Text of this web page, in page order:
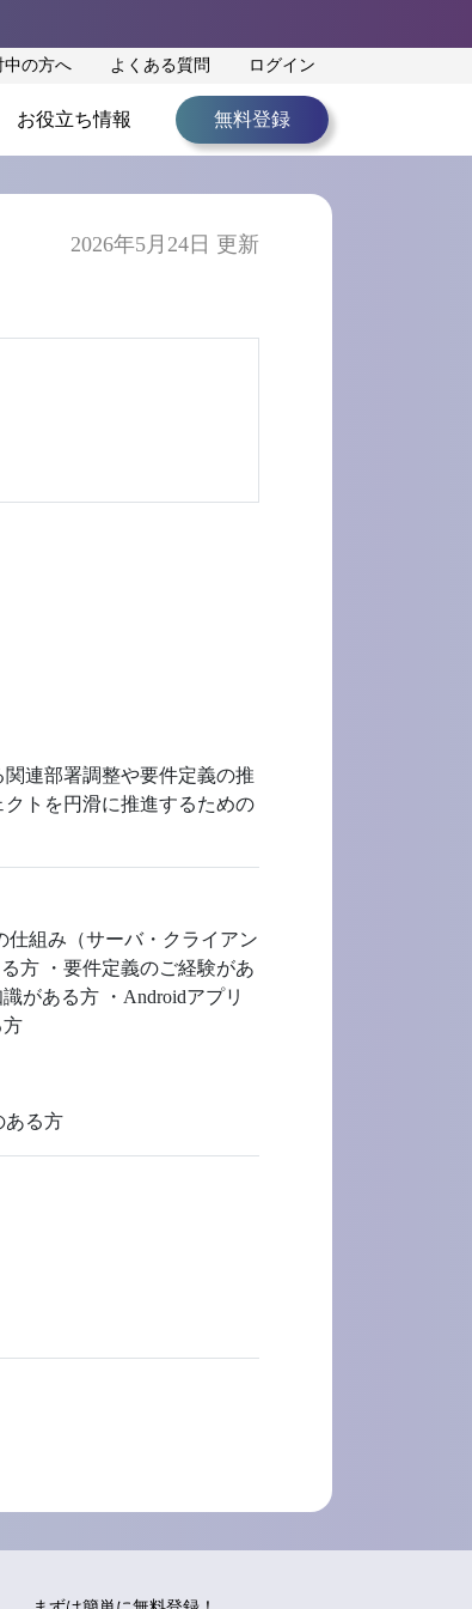
中の方へ よくある質問 ログイン
お役立ち情報 無料登録
2026年5月24日 更新
連部署調整や要件定義の推
トを円滑に推進するための
仕組み（サーバ・クライアン
方 ・要件定義のご経験があ
がある方 ・Androidアプリ
方
ある方